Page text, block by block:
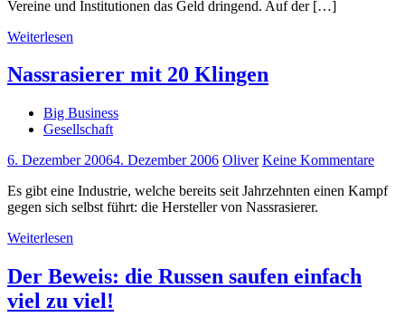
Vereine und Institutionen das Geld dringend. Auf der […]
Weiterlesen
Nassrasierer mit 20 Klingen
Big Business
Gesellschaft
6. Dezember 20064. Dezember 2006 Oliver Keine Kommentare
Es gibt eine Industrie, welche bereits seit Jahrzehnten einen Kampf
gegen sich selbst führt: die Hersteller von Nassrasierer.
Weiterlesen
Der Beweis: die Russen saufen einfach
viel zu viel!